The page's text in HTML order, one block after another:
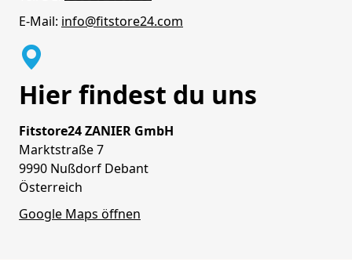
E-Mail: info@fitstore24.com
Hier findest du uns
Fitstore24 ZANIER GmbH
Marktstraße 7
9990 Nußdorf Debant
Österreich
Google Maps öffnen